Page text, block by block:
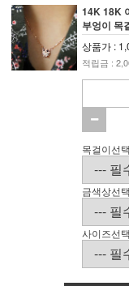
14K 18K
부엉이 목
상품가 :
적립금 :
목걸이선택
금색상선택
사이즈선택